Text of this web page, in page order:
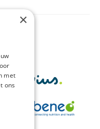
×
met
ons